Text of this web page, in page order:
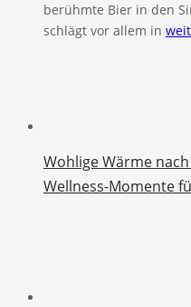
berühmte Bier in den
schlägt vor allem in
Wohlige Wärme
Wellness-Momente